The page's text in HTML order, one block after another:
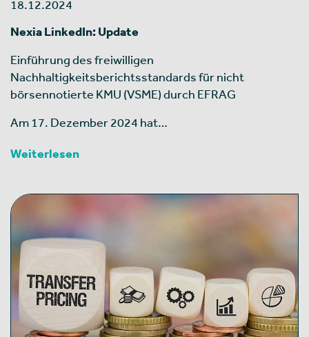
18.12.2024
Nexia LinkedIn: Update
Einführung des freiwilligen
Nachhaltigkeitsberichtsstandards für nicht
börsennotierte KMU (VSME) durch EFRAG
Am 17. Dezember 2024 hat…
Weiterlesen